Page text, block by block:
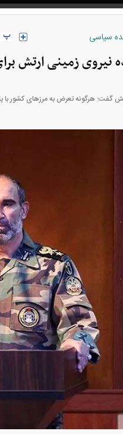
سیاسی
نیروی زمینی ارتش
گفت: هرگونه تعرض به مرز‌های کشور با
+ جدول قیمت خودرو‌های
کارنامه مردود محسن
درآمد ارزی تا
شد/ اولین
+ جدول